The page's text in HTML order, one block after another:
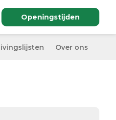
Openingstijden
Over ons